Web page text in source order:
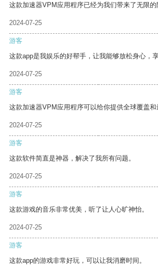
这款加速器VPM应用程序已经为我们带来了无限的
2024-07-25
游客
这款app是我娱乐的好帮手，让我能够放松身心，
2024-07-25
游客
这款加速器VPM应用程序可以给你提供全球覆盖和
2024-07-25
游客
这款软件简直是神器，解决了我所有问题。
2024-07-25
游客
这款游戏的音乐非常优美，听了让人心旷神怡。
2024-07-25
游客
这款app的游戏非常好玩，可以让我消磨时间。